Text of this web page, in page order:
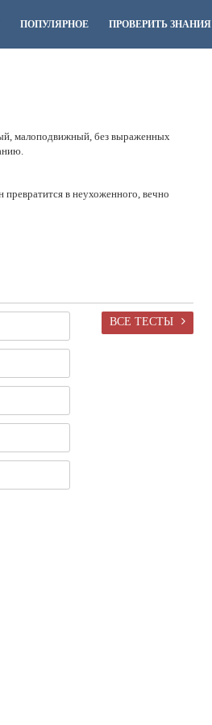
ПОПУЛЯРНОЕ ПРОВЕРИТЬ ЗНАНИЯ
малоподвижный, без выраженных
превратится в неухоженного, вечно
ВСЕ ТЕСТЫ